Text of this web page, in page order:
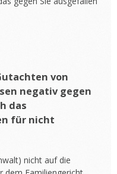
von
negativ gegen
das
für nicht
nicht auf die